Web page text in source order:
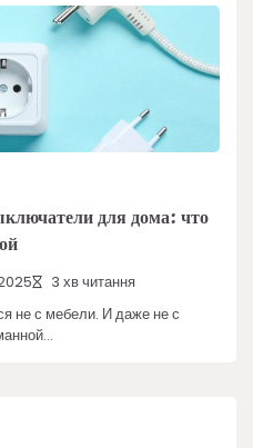
для дома: что
3 хв читання
не с мебели. И даже не с